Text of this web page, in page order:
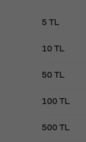
5 TL
10 TL
50 TL
100 TL
500 TL